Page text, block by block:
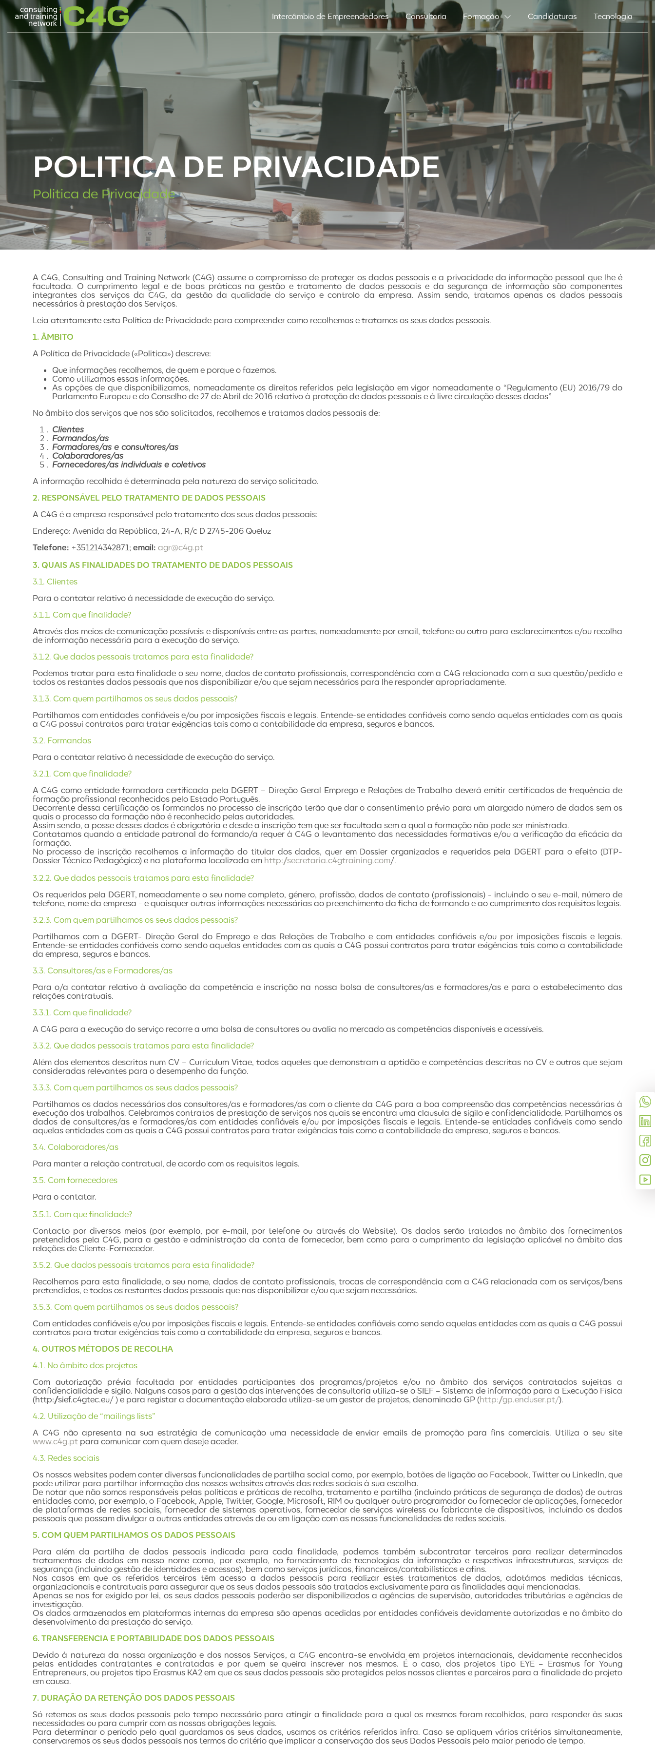
Intercâmbio de Empreendedores Consultoria Formação Candidaturas Tecnologia
POLITICA DE PRIVACIDADE
Politica de Privacidade
A C4G, Consulting and Training Network (C4G) assume o compromisso de proteger os dados pessoais e a privacidade da informação pessoal que lhe é
facultada. O cumprimento legal e de boas práticas na gestão e tratamento de dados pessoais e da segurança de informação são componentes
integrantes dos serviços da C4G, da gestão da qualidade do serviço e controlo da empresa. Assim sendo, tratamos apenas os dados pessoais
necessários à prestação dos Serviços.
Leia atentamente esta Política de Privacidade para compreender como recolhemos e tratamos os seus dados pessoais.
1. ÂMBITO
A Política de Privacidade («Politica») descreve:
Que informações recolhemos, de quem e porque o fazemos.
Como utilizamos essas informações.
As opções de que disponibilizamos, nomeadamente os direitos referidos pela legislação em vigor nomeadamente o “Regulamento (EU) 2016/79 do
Parlamento Europeu e do Conselho de 27 de Abril de 2016 relativo à proteção de dados pessoais e à livre circulação desses dados”
No âmbito dos serviços que nos são solicitados, recolhemos e tratamos dados pessoais de:
Clientes
Formandos/as
Formadores/as e consultores/as
Colaboradores/as
Fornecedores/as individuais e coletivos
A informação recolhida é determinada pela natureza do serviço solicitado.
2. RESPONSÁVEL PELO TRATAMENTO DE DADOS PESSOAIS
A C4G é a empresa responsável pelo tratamento dos seus dados pessoais:
Endereço: Avenida da República, 24-A, R/c D 2745-206 Queluz
Telefone: +351214342871; email: agr@c4g.pt
3. QUAIS AS FINALIDADES DO TRATAMENTO DE DADOS PESSOAIS
3.1. Clientes
Para o contatar relativo á necessidade de execução do serviço.
3.1.1. Com que finalidade?
Através dos meios de comunicação possíveis e disponíveis entre as partes, nomeadamente por email, telefone ou outro para esclarecimentos e/ou recolha
de informação necessária para a execução do serviço.
3.1.2. Que dados pessoais tratamos para esta finalidade?
Podemos tratar para esta finalidade o seu nome, dados de contato profissionais, correspondência com a C4G relacionada com a sua questão/pedido e
todos os restantes dados pessoais que nos disponibilizar e/ou que sejam necessários para lhe responder apropriadamente.
3.1.3. Com quem partilhamos os seus dados pessoais?
Partilhamos com entidades confiáveis e/ou por imposições fiscais e legais. Entende-se entidades confiáveis como sendo aquelas entidades com as quais
a C4G possui contratos para tratar exigências tais como a contabilidade da empresa, seguros e bancos.
3.2. Formandos
Para o contatar relativo à necessidade de execução do serviço.
3.2.1. Com que finalidade?
A C4G como entidade formadora certificada pela DGERT – Direção Geral Emprego e Relações de Trabalho deverá emitir certificados de frequência de
formação profissional reconhecidos pelo Estado Português.
Decorrente dessa certificação os formandos no processo de inscrição terão que dar o consentimento prévio para um alargado número de dados sem os
quais o processo da formação não é reconhecido pelas autoridades.
Assim sendo, a posse desses dados é obrigatória e desde a inscrição tem que ser facultada sem a qual a formação não pode ser ministrada.
Contatamos quando a entidade patronal do formando/a requer à C4G o levantamento das necessidades formativas e/ou a verificação da eficácia da
formação.
No processo de inscrição recolhemos a informação do titular dos dados, quer em Dossier organizados e requeridos pela DGERT para o efeito (DTP-
Dossier Técnico Pedagógico) e na plataforma localizada em http://secretaria.c4gtraining.com/.
3.2.2. Que dados pessoais tratamos para esta finalidade?
Os requeridos pela DGERT, nomeadamente o seu nome completo, género, profissão, dados de contato (profissionais) - incluindo o seu e-mail, número de
telefone, nome da empresa - e quaisquer outras informações necessárias ao preenchimento da ficha de formando e ao cumprimento dos requisitos legais.
3.2.3. Com quem partilhamos os seus dados pessoais?
Partilhamos com a DGERT- Direção Geral do Emprego e das Relações de Trabalho e com entidades confiáveis e/ou por imposições fiscais e legais.
Entende-se entidades confiáveis como sendo aquelas entidades com as quais a C4G possui contratos para tratar exigências tais como a contabilidade
da empresa, seguros e bancos.
3.3. Consultores/as e Formadores/as
Para o/a contatar relativo à avaliação da competência e inscrição na nossa bolsa de consultores/as e formadores/as e para o estabelecimento das
relações contratuais.
3.3.1. Com que finalidade?
A C4G para a execução do serviço recorre a uma bolsa de consultores ou avalia no mercado as competências disponíveis e acessíveis.
3.3.2. Que dados pessoais tratamos para esta finalidade?
Além dos elementos descritos num CV – Curriculum Vitae, todos aqueles que demonstram a aptidão e competências descritas no CV e outros que sejam
consideradas relevantes para o desempenho da função.
3.3.3. Com quem partilhamos os seus dados pessoais?
Partilhamos os dados necessários dos consultores/as e formadores/as com o cliente da C4G para a boa compreensão das competências necessárias à
execução dos trabalhos. Celebramos contratos de prestação de serviços nos quais se encontra uma clausula de sigilo e confidencialidade. Partilhamos os
dados de consultores/as e formadores/as com entidades confiáveis e/ou por imposições fiscais e legais. Entende-se entidades confiáveis como sendo
aquelas entidades com as quais a C4G possui contratos para tratar exigências tais como a contabilidade da empresa, seguros e bancos.
3.4. Colaboradores/as
Para manter a relação contratual, de acordo com os requisitos legais.
3.5. Com fornecedores
Para o contatar.
3.5.1. Com que finalidade?
Contacto por diversos meios (por exemplo, por e-mail, por telefone ou através do Website). Os dados serão tratados no âmbito dos fornecimentos
pretendidos pela C4G, para a gestão e administração da conta de fornecedor, bem como para o cumprimento da legislação aplicável no âmbito das
relações de Cliente-Fornecedor.
3.5.2. Que dados pessoais tratamos para esta finalidade?
Recolhemos para esta finalidade, o seu nome, dados de contato profissionais, trocas de correspondência com a C4G relacionada com os serviços/bens
pretendidos, e todos os restantes dados pessoais que nos disponibilizar e/ou que sejam necessários.
3.5.3. Com quem partilhamos os seus dados pessoais?
Com entidades confiáveis e/ou por imposições fiscais e legais. Entende-se entidades confiáveis como sendo aquelas entidades com as quais a C4G possui
contratos para tratar exigências tais como a contabilidade da empresa, seguros e bancos.
4. OUTROS MÉTODOS DE RECOLHA
4.1. No âmbito dos projetos
Com autorização prévia facultada por entidades participantes dos programas/projetos e/ou no âmbito dos serviços contratados sujeitas a
confidencialidade e sigilo. Nalguns casos para a gestão das intervenções de consultoria utiliza-se o SIEF – Sistema de informação para a Execução Física
(http://sief.c4gtec.eu/ ) e para registar a documentação elaborada utiliza-se um gestor de projetos, denominado GP (http://gp.enduser.pt/).
4.2. Utilização de “mailings lists”
A C4G não apresenta na sua estratégia de comunicação uma necessidade de enviar emails de promoção para fins comerciais. Utiliza o seu site
www.c4g.pt para comunicar com quem deseje aceder.
4.3. Redes sociais
Os nossos websites podem conter diversas funcionalidades de partilha social como, por exemplo, botões de ligação ao Facebook, Twitter ou LinkedIn, que
pode utilizar para partilhar informação dos nossos websites através das redes sociais à sua escolha.
De notar que não somos responsáveis pelas políticas e práticas de recolha, tratamento e partilha (incluindo práticas de segurança de dados) de outras
entidades como, por exemplo, o Facebook, Apple, Twitter, Google, Microsoft, RIM ou qualquer outro programador ou fornecedor de aplicações, fornecedor
de plataformas de redes sociais, fornecedor de sistemas operativos, fornecedor de serviços wireless ou fabricante de dispositivos, incluindo os dados
pessoais que possam divulgar a outras entidades através de ou em ligação com as nossas funcionalidades de redes sociais.
5. COM QUEM PARTILHAMOS OS DADOS PESSOAIS
Para além da partilha de dados pessoais indicada para cada finalidade, podemos também subcontratar terceiros para realizar determinados
tratamentos de dados em nosso nome como, por exemplo, no fornecimento de tecnologias da informação e respetivas infraestruturas, serviços de
segurança (incluindo gestão de identidades e acessos), bem como serviços jurídicos, financeiros/contabilísticos e afins.
Nos casos em que os referidos terceiros têm acesso a dados pessoais para realizar estes tratamentos de dados, adotámos medidas técnicas,
organizacionais e contratuais para assegurar que os seus dados pessoais são tratados exclusivamente para as finalidades aqui mencionadas.
Apenas se nos for exigido por lei, os seus dados pessoais poderão ser disponibilizados a agências de supervisão, autoridades tributárias e agências de
investigação.
Os dados armazenados em plataformas internas da empresa são apenas acedidas por entidades confiáveis devidamente autorizadas e no âmbito do
desenvolvimento da prestação do serviço.
6. TRANSFERENCIA E PORTABILIDADE DOS DADOS PESSOAIS
Devido à natureza da nossa organização e dos nossos Serviços, a C4G encontra-se envolvida em projetos internacionais, devidamente reconhecidos
pelas entidades contratantes e contratadas e por quem se queira inscrever nos mesmos. É o caso, dos projetos tipo EYE – Erasmus for Young
Entrepreneurs, ou projetos tipo Erasmus KA2 em que os seus dados pessoais são protegidos pelos nossos clientes e parceiros para a finalidade do projeto
em causa.
7. DURAÇÃO DA RETENÇÃO DOS DADOS PESSOAIS
Só retemos os seus dados pessoais pelo tempo necessário para atingir a finalidade para a qual os mesmos foram recolhidos, para responder às suas
necessidades ou para cumprir com as nossas obrigações legais.
Para determinar o período pelo qual guardamos os seus dados, usamos os critérios referidos infra. Caso se apliquem vários critérios simultaneamente,
conservaremos os seus dados pessoais nos termos do critério que implicar a conservação dos seus Dados Pessoais pelo maior período de tempo.